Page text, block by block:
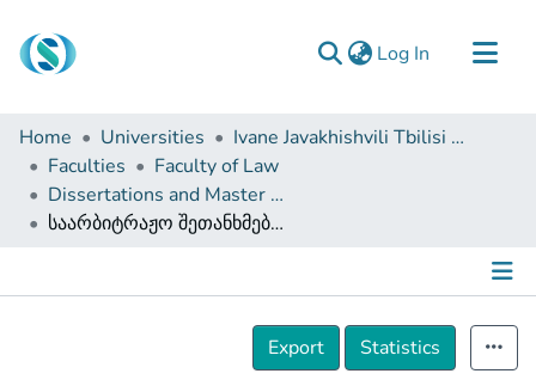
Log In (current)
Communities & Collections
Browse
Documentation
Home Universities
Ivane Javakhishvili Tbilisi State University
Faculties
Faculty of Law
Dissertations and Master Theses
საარბიტრაჟო შეთანხმების ნამდვილობა და აღსრულებადობა ქართული სამართლის მიხედვით
Details
Export
Statistics